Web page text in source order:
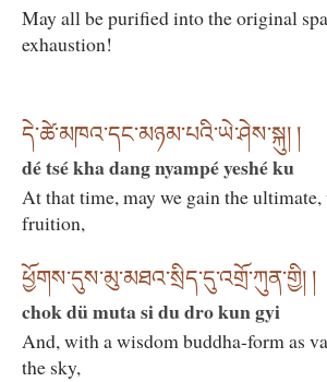
May all be purified into the original
exhaustion!
དེ་ཚེ་མཁའ་དང་མཉམ་པའི་ཡེ་ཤེས་སྐུ། །
dé tsé kha dang nyampé yeshé ku
At that time, may we gain the
fruition,
ཕྱོགས་དུས་མུ་མཐའ་སྲིད་དུ་འགྲོ་ཀུན་གྱི། །
chok dü muta si du dro kun gyi
And, with a wisdom buddha-form as
the sky,